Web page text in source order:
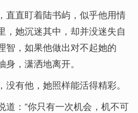
直直盯着陆书屿，似乎他用情
，她沉迷其中，却并没迷失自
智，如果他做出对不起她的
，潇洒地离开。
有他，她照样能活得精彩。
道：“你只有一次机会，机不可